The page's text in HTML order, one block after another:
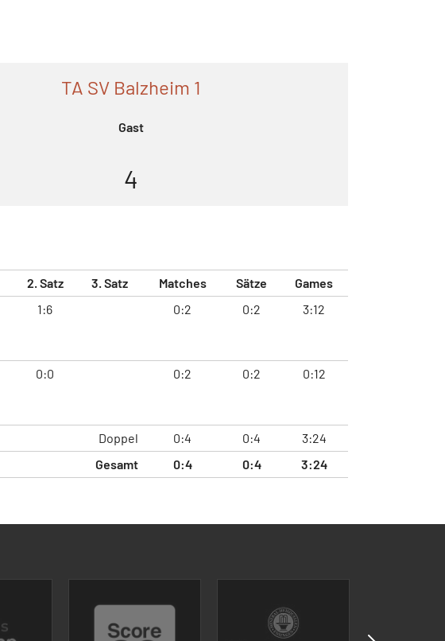
TA SV Balzheim 1
Gast
4
2. Satz 3. Satz Matches Sätze Games
1:6 0:2 0:2 3:12
0:0 0:2 0:2 0:12
Doppel 0:4 0:4
3:24
Gesamt
0:4 0:4 3:24